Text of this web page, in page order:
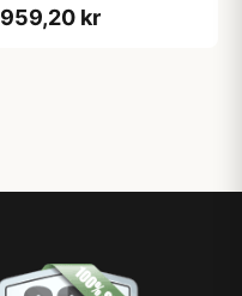
959,20 kr